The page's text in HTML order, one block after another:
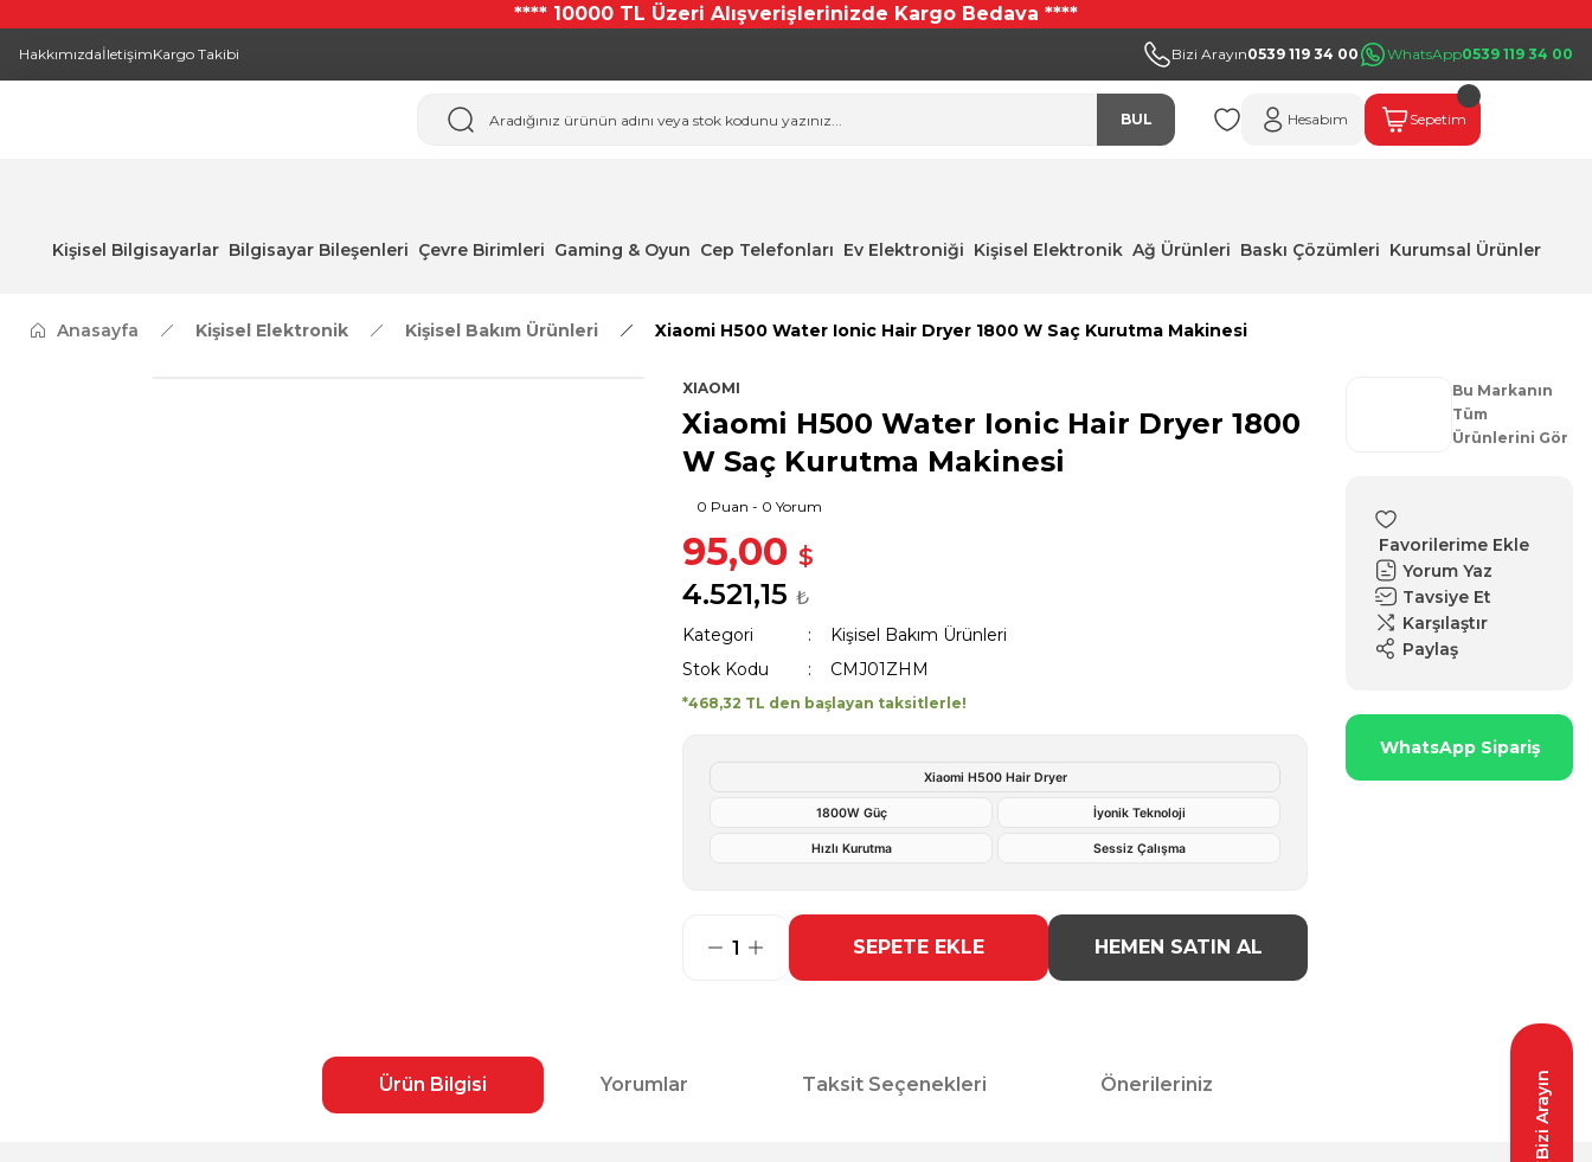
**** 10000 TL Üzeri Alışverişlerinizde Kargo Bedava ****
HakkımızdaİletişimKargo Takibi Bizi Arayın0539 119 34 00 WhatsApp0539 119 34 00
BUL Hesabım Sepetim
Kişisel Bilgisayarlar Bilgisayar Bileşenleri Çevre Birimleri Gaming & Oyun Cep Telefonları Ev Elektroniği Kişisel Elektronik Ağ Ürünleri Baskı Çözümleri Kurumsal Ürünler
Anasayfa Kişisel Elektronik Kişisel Bakım Ürünleri Xiaomi H500 Water Ionic Hair Dryer 1800 W Saç Kurutma Makinesi
XIAOMI
Xiaomi H500 Water Ionic Hair Dryer 1800
W Saç Kurutma Makinesi
0 Puan - 0 Yorum
95,00 $
4.521,15 ₺
Kategori
Kişisel Bakım Ürünleri
Stok Kodu
CMJ01ZHM
*468,32 TL den başlayan taksitlerle!
Xiaomi H500 Hair Dryer
1800W Güç İyonik Teknoloji
Hızlı Kurutma Sessiz Çalışma
SEPETE EKLE HEMEN SATIN AL
Bu Markanın
Tüm
Ürünlerini Gör
Yorum Yaz
Tavsiye Et
Karşılaştır
Paylaş
WhatsApp Sipariş
Ürün Bilgisi Yorumlar Taksit Seçenekleri Önerileriniz Bizi Arayın